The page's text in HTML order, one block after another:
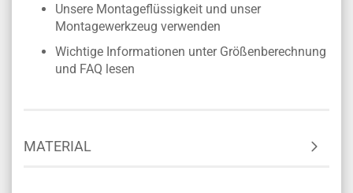
Unsere Montageflüssigkeit und unser
Montagewerkzeug verwenden
Wichtige Informationen unter Größenberechnung
und FAQ lesen
MATERIAL